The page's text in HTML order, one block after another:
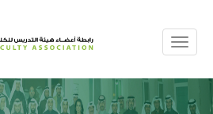
MENUE